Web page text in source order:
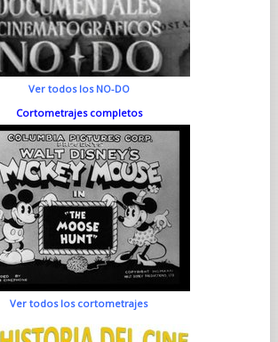
Ver todos los NO-DO
Cortometrajes completos
Ver todos los cortometrajes